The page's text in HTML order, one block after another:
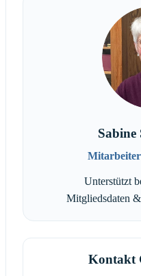
Sabine
Unterstützt
Mitgliedsdaten
Kontakt